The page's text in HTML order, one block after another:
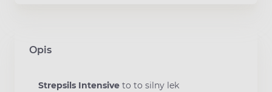
Opis
Strepsils Intensive to to silny lek